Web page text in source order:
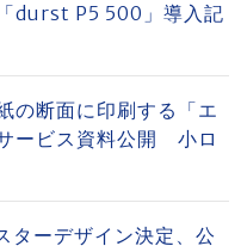
durst P5 500」導入記
断面に印刷する「エ
ービス資料公開 小ロ
ターデザイン決定、公